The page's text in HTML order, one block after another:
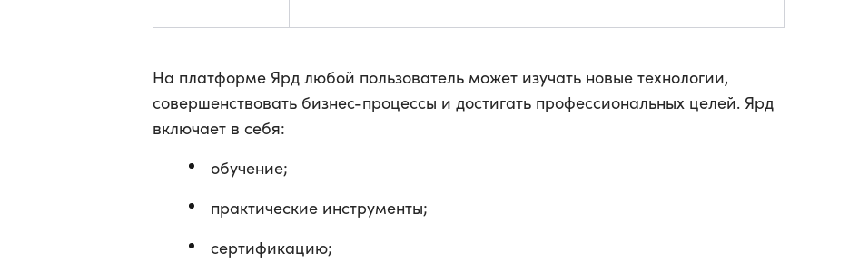
На платформе Ярд любой пользователь может изучать новые технологии,
совершенствовать бизнес-процессы и достигать профессиональных целей. Ярд
включает в себя:
обучение;
практические инструменты;
сертификацию;